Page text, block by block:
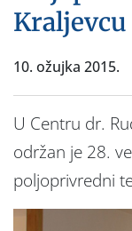
Kraljevcu
10. ožujka 2015.
U Centru dr.
održan je 28.
poljoprivredni